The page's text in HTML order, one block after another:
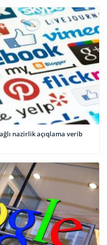
nazirlik açıqlama verib